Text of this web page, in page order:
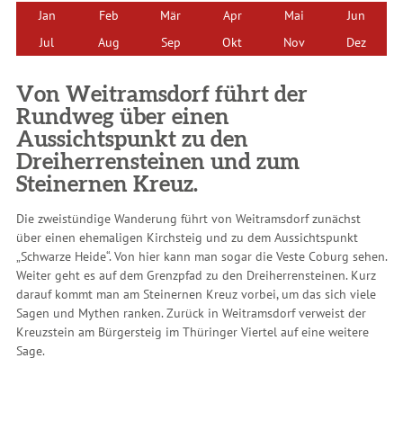
Jan Feb Mär Apr Mai
Jun
Jul
Aug Sep Okt Nov Dez
Von Weitramsdorf führt der
Rundweg über einen
Aussichtspunkt zu den
Dreiherrensteinen und zum
Steinernen Kreuz.
Die zweistündige Wanderung führt von Weitramsdorf zunächst
über einen ehemaligen Kirchsteig und zu dem Aussichtspunkt
„Schwarze Heide“. Von hier kann man sogar die Veste Coburg sehen.
Weiter geht es auf dem Grenzpfad zu den Dreiherrensteinen. Kurz
darauf kommt man am Steinernen Kreuz vorbei, um das sich viele
Sagen und Mythen ranken. Zurück in Weitramsdorf verweist der
Kreuzstein am Bürgersteig im Thüringer Viertel auf eine weitere
Sage.